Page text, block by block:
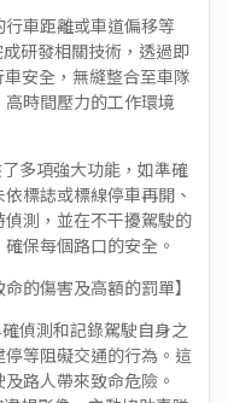
車距離或車道偏移等
研發相關技術，透過即
安全，無縫整合至車隊
時間壓力的工作環境
多項強大功能，如準確
標誌或標線停車再開、
測，並在不干擾駕駛的
保每個路口的安全。
的傷害及高額的罰單】
偵測和記錄駕駛自身之
等阻礙交通的行為。這
路人帶來致命危險。